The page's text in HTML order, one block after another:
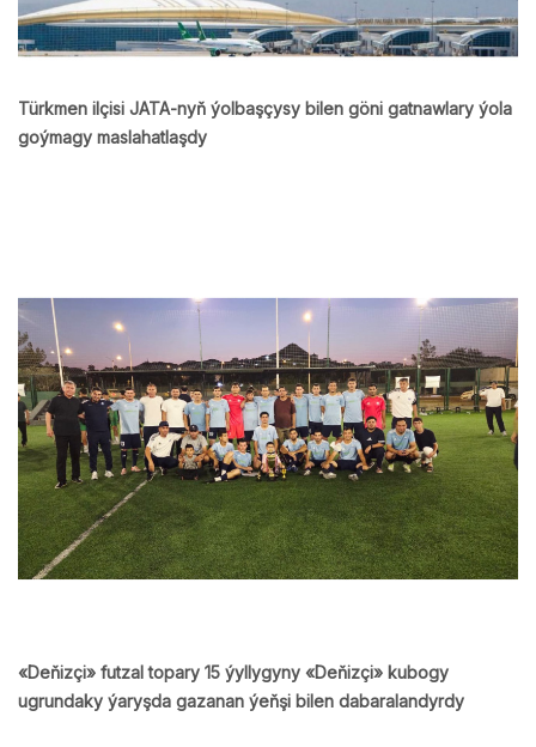
Türkmen ilçisi JATA-nyň ýolbaşçysy bilen göni gatnawlary ýola
goýmagy maslahatlaşdy
«Deňizçi» futzal topary 15 ýyllygyny «Deňizçi» kubogy
ugrundaky ýaryşda gazanan ýeňşi bilen dabaralandyrdy